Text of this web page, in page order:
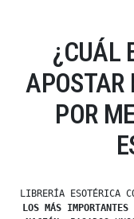
¿CUÁL
APOSTAR
POR
LIBRERÍA ESOTÉRICA
LOS MÁS